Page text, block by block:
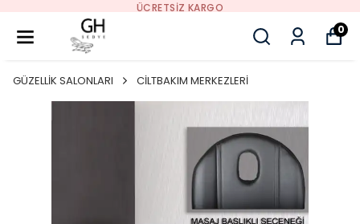
0
GÜZELLİK SALONLARI CİLTBAKIM MERKEZLERİ